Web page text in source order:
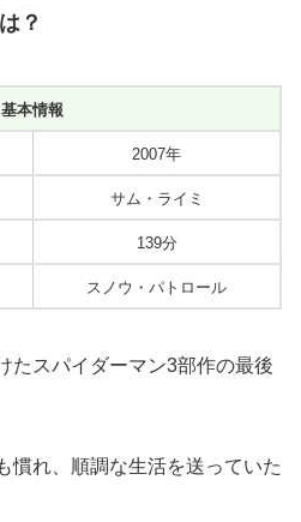
？
基本情報
2007年
サム・ライミ
139分
スノウ・パトロール
たスパイダーマン3部作の最後
慣れ、順調な生活を送っていた